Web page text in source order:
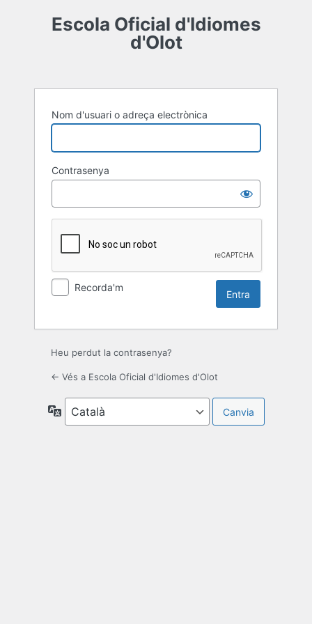
Escola Oficial d'Idiomes
d'Olot
Nom d'usuari o adreça electrònica
Contrasenya
Recorda'm
Heu perdut la contrasenya?
← Vés a Escola Oficial d'Idiomes d'Olot
Idioma